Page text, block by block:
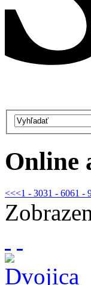
Online
<<<1 - 3031 - 6061 -